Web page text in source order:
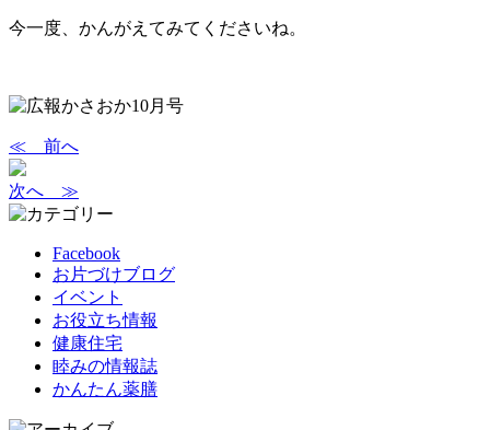
今一度、かんがえてみてくださいね。
≪ 前へ
次へ ≫
Facebook
お片づけブログ
イベント
お役立ち情報
健康住宅
睦みの情報誌
かんたん薬膳